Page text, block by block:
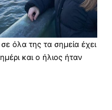
όλα της τα σημεία έχει
και ο ήλιος ήταν